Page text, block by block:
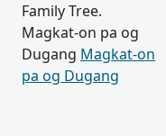
Family Tree.
Magkat-on pa og
Dugang Magkat-on
pa og Dugang